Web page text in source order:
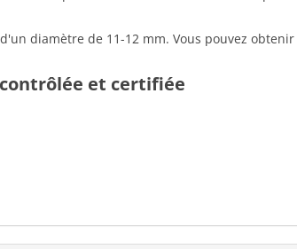
diamètre de 11-12 mm. Vous pouvez obtenir
et certifiée